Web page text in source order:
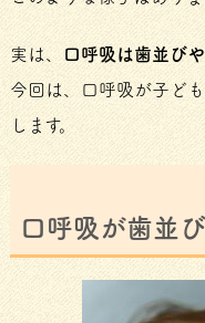
実は、
口呼吸は歯並び
今回は、口呼吸が子ど
します。
口呼吸が歯並